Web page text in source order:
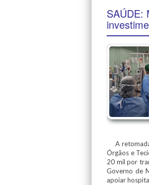
SAÚDE:
A retomada
Órgãos e
20 mil por
Governo de
apoiar